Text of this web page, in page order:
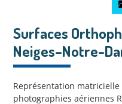
Surfaces
Neiges–Notre-
Représentation
photographies aériennes